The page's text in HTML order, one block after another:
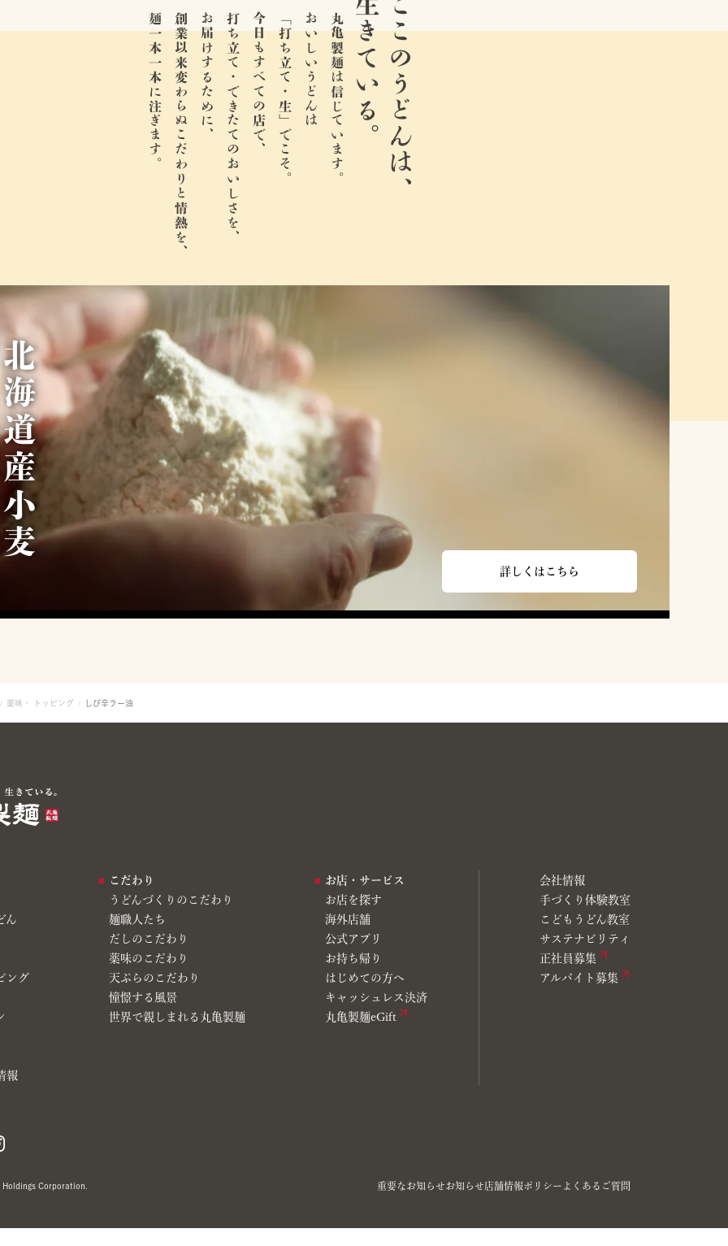
ここのうどんは、
生きている。
丸亀製麺は信じています。
おいしいうどんは
「打ち立て・生」でこそ。
今日もすべての店で、
打ち立て・できたてのおいしさを、
お届けするために、
創業以来変わらぬこだわりと情熱を、
麺一本一本に注ぎます。
北
海
道
産
小
麦
1
0
0
詳しくはこちら
薬味・ トッピング しび辛ラー油
ん
ング
報
こだわり
うどんづくりのこだわり
麺職人たち
だしのこだわり
薬味のこだわり
天ぷらのこだわり
憧憬する風景
世界で親しまれる丸亀製麺
お店・サービス
お店を探す
海外店舗
公式アプリ
お持ち帰り
はじめての方へ
キャッシュレス決済
丸亀製麺eGift
会社情報
手づくり体験教室
こどもうどん教室
サステナビリティ
正社員募集
アルバイト募集
Corporation. 重要なお知らせお知らせ店舗情報ポリシー よくあるご質問